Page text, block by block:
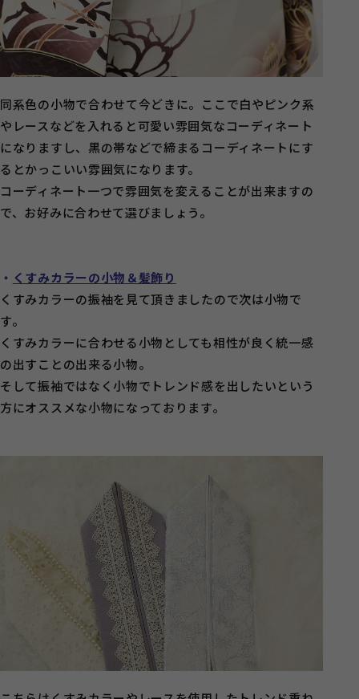
同系色の小物で合わせて今どきに。ここで白やピンク系
やレースなどを入れると可愛い雰囲気なコーディネート
になりますし、黒の帯などで締まるコーディネートにす
るとかっこいい雰囲気になります。
コーディネート一つで雰囲気を変えることが出来ますの
で、お好みに合わせて選びましょう。
・ くすみカラーの小物＆髪飾り
くすみカラーの振袖を見て頂きましたので次は小物で
す。
くすみカラーに合わせる小物としても相性が良く統一感
の出すことの出来る小物。
そして振袖ではなく小物でトレンド感を出したいという
方にオススメな小物になっております。